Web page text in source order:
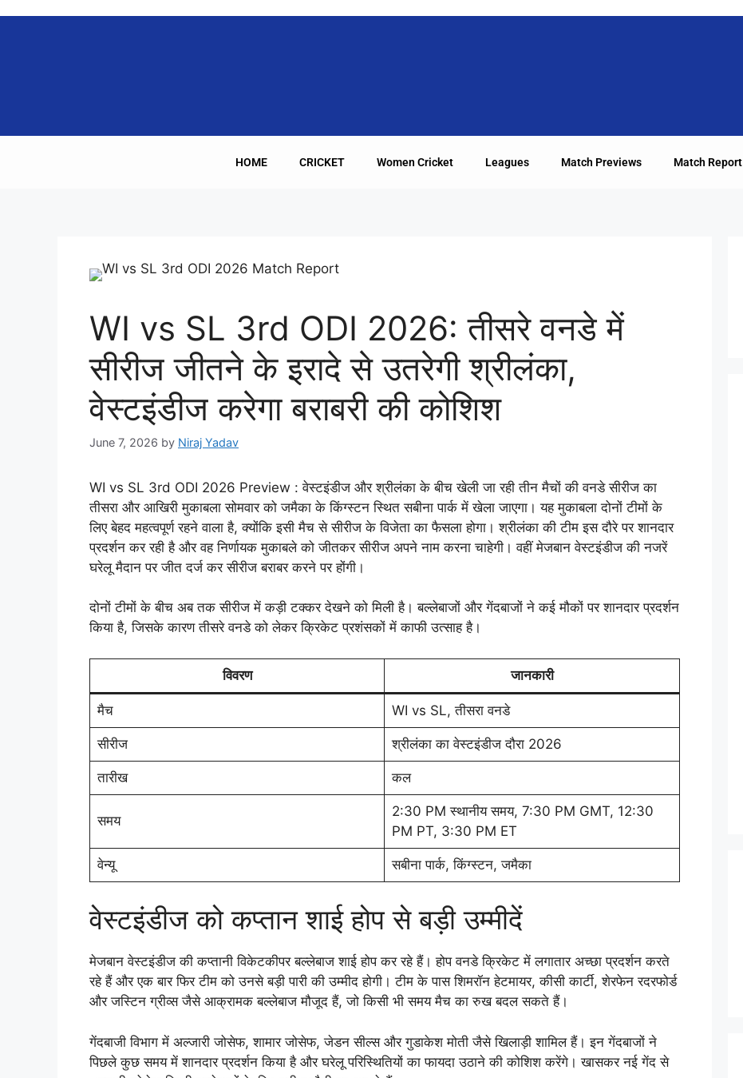
HOME CRICKET Women Cricket Leagues Match Previews Match Report
WI vs SL 3rd ODI 2026: तीसरे वनडे में
सीरीज जीतने के इरादे से उतरेगी श्रीलंका,
वेस्टइंडीज करेगा बराबरी की कोशिश
June 7, 2026 by Niraj Yadav
WI vs SL 3rd ODI 2026 Preview : वेस्टइंडीज और श्रीलंका के बीच खेली जा रही तीन मैचों की वनडे सीरीज का
तीसरा और आखिरी मुकाबला सोमवार को जमैका के किंग्स्टन स्थित सबीना पार्क में खेला जाएगा। यह मुकाबला दोनों टीमों के
लिए बेहद महत्वपूर्ण रहने वाला है, क्योंकि इसी मैच से सीरीज के विजेता का फैसला होगा। श्रीलंका की टीम इस दौरे पर शानदार
प्रदर्शन कर रही है और वह निर्णायक मुकाबले को जीतकर सीरीज अपने नाम करना चाहेगी। वहीं मेजबान वेस्टइंडीज की नजरें
घरेलू मैदान पर जीत दर्ज कर सीरीज बराबर करने पर होंगी।
दोनों टीमों के बीच अब तक सीरीज में कड़ी टक्कर देखने को मिली है। बल्लेबाजों और गेंदबाजों ने कई मौकों पर शानदार प्रदर्शन
किया है, जिसके कारण तीसरे वनडे को लेकर क्रिकेट प्रशंसकों में काफी उत्साह है।
विवरण जानकारी
मैच WI vs SL, तीसरा वनडे
सीरीज श्रीलंका का वेस्टइंडीज दौरा 2026
तारीख कल
समय
2:30 PM स्थानीय समय, 7:30 PM GMT, 12:30
PM PT, 3:30 PM ET
वेन्यू सबीना पार्क, किंग्स्टन, जमैका
वेस्टइंडीज को कप्तान शाई होप से बड़ी उम्मीदें
मेजबान वेस्टइंडीज की कप्तानी विकेटकीपर बल्लेबाज शाई होप कर रहे हैं। होप वनडे क्रिकेट में लगातार अच्छा प्रदर्शन करते
रहे हैं और एक बार फिर टीम को उनसे बड़ी पारी की उम्मीद होगी। टीम के पास शिमरॉन हेटमायर, कीसी कार्टी, शेरफेन रदरफोर्ड
और जस्टिन ग्रीव्स जैसे आक्रामक बल्लेबाज मौजूद हैं, जो किसी भी समय मैच का रुख बदल सकते हैं।
गेंदबाजी विभाग में अल्जारी जोसेफ, शामार जोसेफ, जेडन सील्स और गुडाकेश मोती जैसे खिलाड़ी शामिल हैं। इन गेंदबाजों ने
पिछले कुछ समय में शानदार प्रदर्शन किया है और घरेलू परिस्थितियों का फायदा उठाने की कोशिश करेंगे। खासकर नई गेंद से